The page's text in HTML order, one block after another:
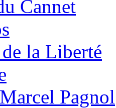
Cannet
la Liberté
Pagnol